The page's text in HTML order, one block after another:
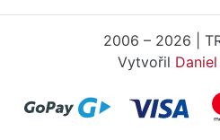
2006 – 2026 |
Vytvořil